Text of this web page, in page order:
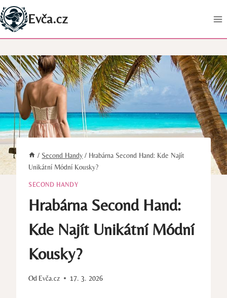
Přeskočit
na
obsah
Evča.cz
/ Second Handy / Hrabárna Second Hand: Kde Najít
Unikátní Módní Kousky?
SECOND HANDY
Hrabárna Second Hand:
Kde Najít Unikátní Módní
Kousky?
Od Evča.cz 17. 3. 2026